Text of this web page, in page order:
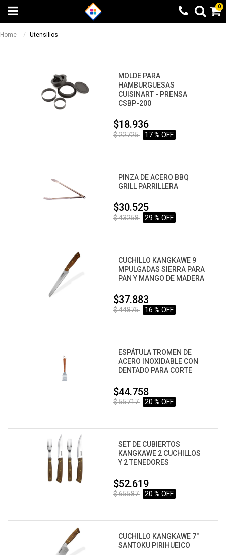
0
Home Utensilios
MOLDE PARA
HAMBURGUESAS
CUISINART - PRENSA
CSBP-200
$18.936
$ 22725 17 % OFF
PINZA DE ACERO BBQ
GRILL PARRILLERA
$30.525
$ 43258 29 % OFF
CUCHILLO KANGKAWE 9
MPULGADAS SIERRA PARA
PAN Y MANGO DE MADERA
$37.883
$ 44875 16 % OFF
ESPÁTULA TROMEN DE
ACERO INOXIDABLE CON
DENTADO PARA CORTE
$44.758
$ 55717 20 % OFF
SET DE CUBIERTOS
KANGKAWE 2 CUCHILLOS
Y 2 TENEDORES
$52.619
$ 65587 20 % OFF
CUCHILLO KANGKAWE 7"
SANTOKU PIRIHUEICO